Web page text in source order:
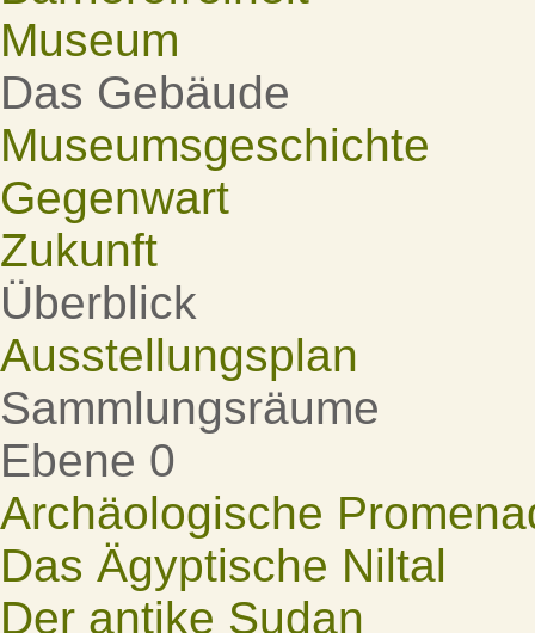
Museum
Das Gebäude
Museumsgeschichte
Gegenwart
Zukunft
Überblick
Ausstellungsplan
Sammlungsräume
Ebene 0
Archäologische
Das Ägyptische Niltal
Der antike Sudan